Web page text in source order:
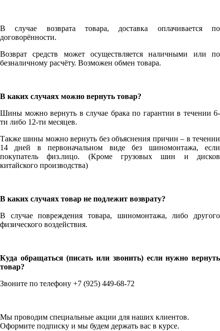
В случае возврата товара, доставка оплачивается по
договорённости.
Возврат средств может осуществляется наличными или по
безналичному расчёту. Возможен обмен товара.
В каких случаях можно вернуть товар?
Шины можно вернуть в случае брака по гарантии в течении 6-
ти либо 12-ти месяцев.
Также шины можно вернуть без объяснения причин – в течении
14 дней в первоначальном виде без шиномонтажа, если
покупатель физ.лицо. (Кроме грузовых шин и дисков
китайского производства)
В каких случаях товар не подлежит возврату?
В случае повреждения товара, шиномонтажа, либо другого
физического воздействия.
Куда обращаться (писать или звонить) если нужно вернуть
товар?
Звоните по телефону +7 (925) 449-68-72
Мы проводим специальные акции для наших клиентов.
Оформите подписку и мы будем держать вас в курсе.